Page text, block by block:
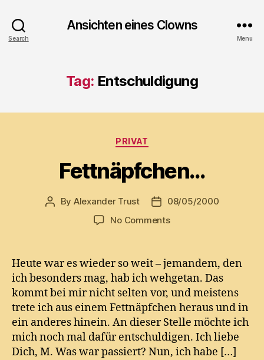
Search
Ansichten eines Clowns
Menu
Tag: Entschuldigung
Categories
PRIVAT
Fettnäpfchen…
Post
By Alexander Trust
Post08/05/2000
No Commentson
Heute war es wieder so weit – jemandem, den
ich besonders mag, hab ich wehgetan. Das
kommt bei mir nicht selten vor, und meistens
trete ich aus einem Fettnäpfchen heraus und in
ein anderes hinein. An dieser Stelle möchte ich
mich noch mal dafür entschuldigen. Ich liebe
Dich, M. Was war passiert? Nun, ich habe […]